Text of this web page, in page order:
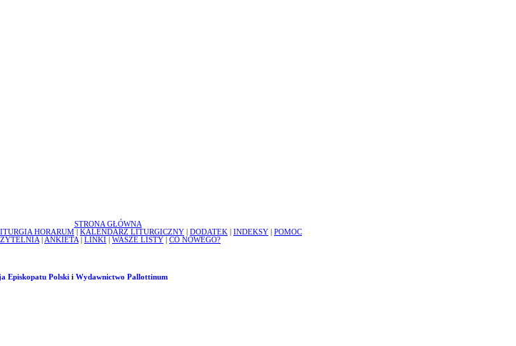
STRONA GŁÓWNA
HORARUM KALENDARZ LITURGICZNY DODATEK INDEKSY
POMOC
ANKIETA LINKI WASZE LISTY CO NOWEGO?
Episkopatu Polskii Wydawnictwo Pallottinum